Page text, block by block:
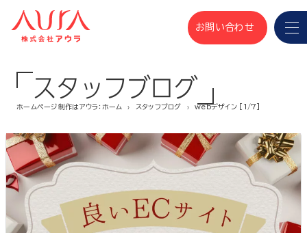
お問い合わせ
スタッフブログ
ホームページ制作はアウラ：ホーム スタッフブログ webデザイン [1/7]